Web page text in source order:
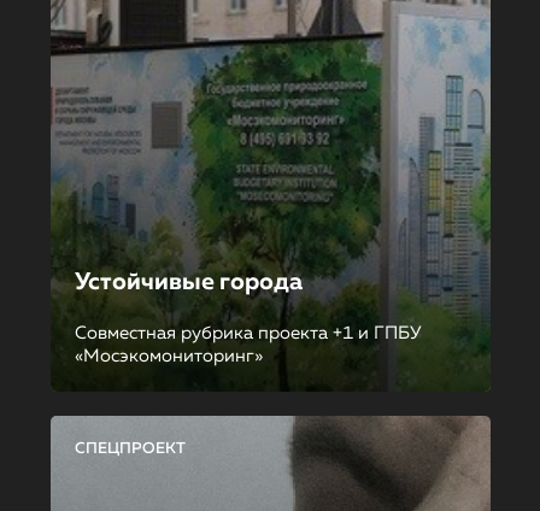
Устойчивые города
Совместная рубрика проекта +1 и ГПБУ
«Мосэкомониторинг»
СПЕЦПРОЕКТ